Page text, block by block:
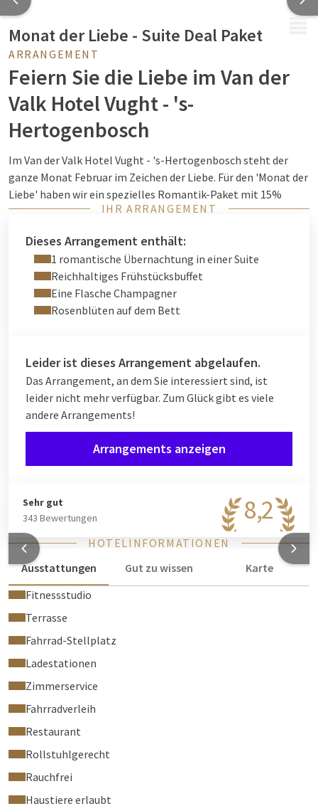
Monat der Liebe - Suite Deal Paket
ARRANGEMENT
Feiern Sie die Liebe im Van der
Valk Hotel Vught - 's-
Hertogenbosch
Im Van der Valk Hotel Vught - 's-Hertogenbosch steht der
ganze Monat Februar im Zeichen der Liebe. Für den 'Monat der
Liebe' haben wir ein spezielles Romantik-Paket mit 15%
Rabatt auf eine Übernachtung in einer unserer romantischen
wunderbare Übernachtung mit Ihrem Partner oder einer
geliebten Person zu verbringen.
Bei Ihrer Ankunft werden Sie mit einer kostenlosen Flasche
Sekt und Rosenblättern auf dem Bett begrüßt, um die
machen Sie Ihren Aufenthalt zu einem romantischen und
unterhaltsamen Erlebnis.
IHR ARRANGEMENT
Dieses Arrangement enthält:
1 romantische Übernachtung in einer Suite
Reichhaltiges Frühstücksbuffet
Eine Flasche Champagner
Rosenblüten auf dem Bett
Leider ist dieses Arrangement abgelaufen.
Das Arrangement, an dem Sie interessiert sind, ist
leider nicht mehr verfügbar. Zum Glück gibt es viele
andere Arrangements!
Arrangements anzeigen
8,2
Sehr gut
343 Bewertungen
HOTELINFORMATIONEN
Ausstattungen
Gut zu wissen
Karte
Fitnessstudio
Terrasse
Fahrrad-Stellplatz
Ladestationen
Zimmerservice
Fahrradverleih
Restaurant
Rollstuhlgerecht
Rauchfrei
Haustiere erlaubt